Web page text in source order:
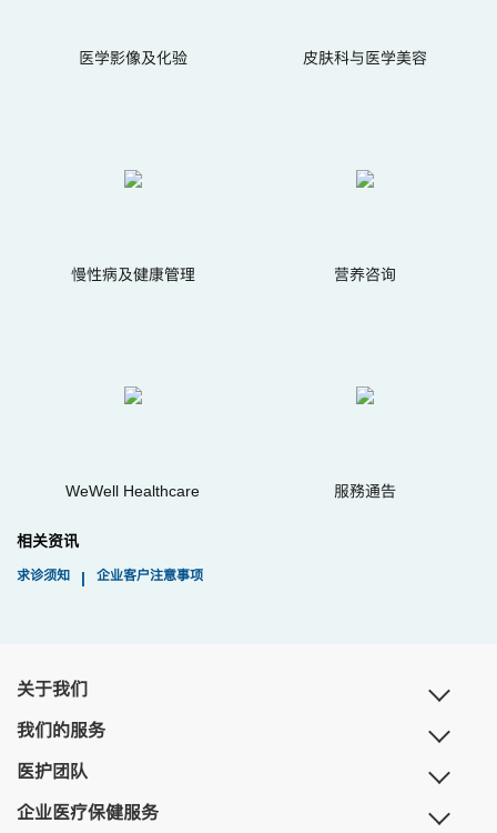
医学影像及化验 皮肤科与医学美容
慢性病及健康管理 营养咨询
WeWell Healthcare 服務通告
相关资讯
求诊须知 | 企业客户注意事项
关于我们
我们的服务
医护团队
企业医疗保健服务